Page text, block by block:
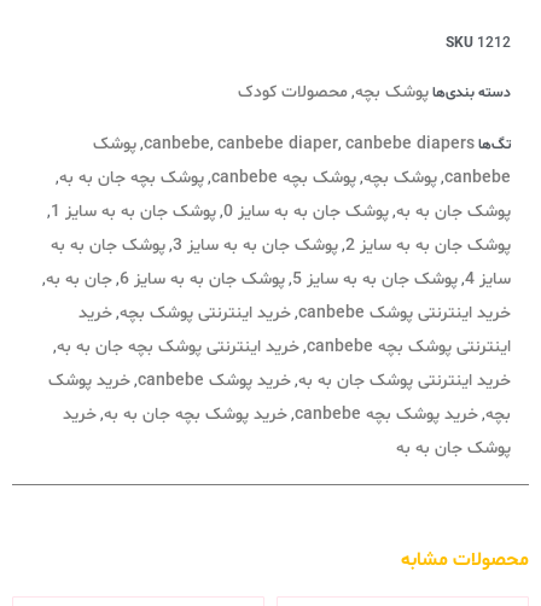
SKU 1212
دسته بندی‌هاپوشک بچه,محصولات کودک
تگ‌ها canbebe, canbebe diaper, canbebe diapers
,پوشک
canbebe
,پوشک بچه,پوشک بچه canbebe ,پوشک بچه جان به به,
پوشک جان به به,پوشک جان به به سایز 0 ,پوشک جان به به سایز 1 ,
پوشک جان به به سایز 2 ,پوشک جان به به سایز 3 ,پوشک جان به به
سایز 4
,پوشک جان به به سایز 5 ,پوشک جان به به سایز 6 ,جان به به,
خرید اینترنتی پوشک canbebe ,خرید اینترنتی پوشک بچه,خرید
اینترنتی پوشک بچه canbebe
,خرید اینترنتی پوشک بچه جان به به,
خرید اینترنتی پوشک جان به به,خرید پوشک canbebe ,خرید پوشک
بچه,خرید پوشک بچه canbebe ,خرید پوشک بچه جان به به,خرید
پوشک جان به به
محصولات مشابه